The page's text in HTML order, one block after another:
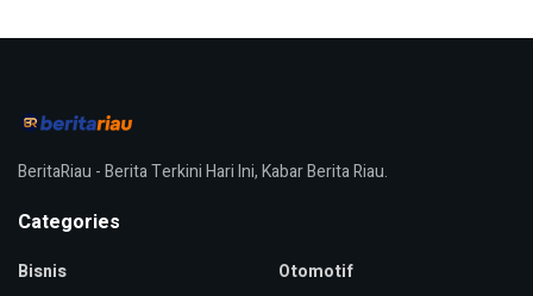
BeritaRiau - Berita Terkini Hari Ini, Kabar Berita Riau.
Categories
Bisnis
Otomotif